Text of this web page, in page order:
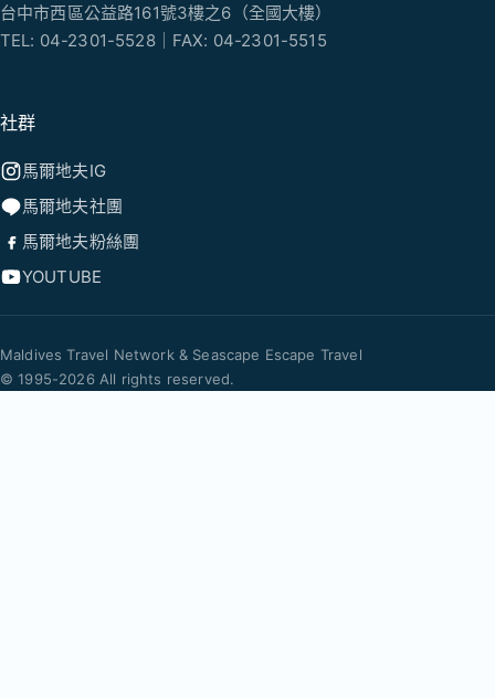
台中市西區公益路161號3樓之6（全國大樓）
TEL: 04-2301-5528｜FAX: 04-2301-5515
社群
馬爾地夫IG
馬爾地夫社團
馬爾地夫粉絲團
YOUTUBE
Maldives Travel Network & Seascape Escape Travel
© 1995-2026 All rights reserved.